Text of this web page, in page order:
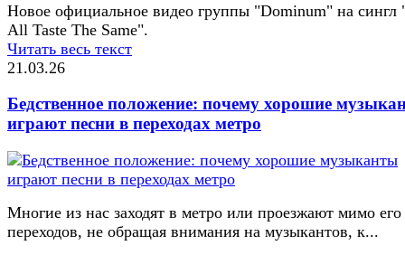
Новое официальное видео группы "Dominum" на сингл
All Taste The Same".
Читать весь текст
21.03.26
Бедственное положение: почему хорошие
играют песни в переходах метро
Многие из нас заходят в метро или проезжают мимо его
переходов, не обращая внимания на музыкантов, к...